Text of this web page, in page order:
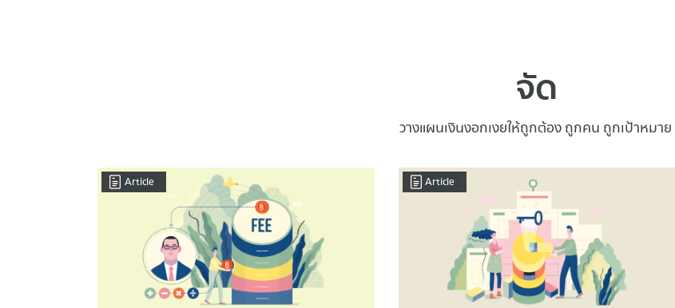
และจำได้ขึ้นใจ แต่ยังมีอีกแบบทดสอบหนึ่งที่เป็นที่นิยมไม่แพ้กัน นั้นก็คือ Big 5
จัด
วางแผนเงินงอกเงยให้ถูกต้อง ถูกคน ถูกเป้าหมาย
Article Article